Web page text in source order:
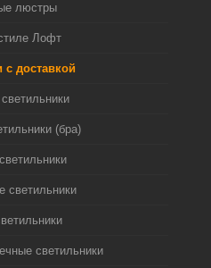
люстры
Лофт
с доставкой
(бра)
светильники
светильники